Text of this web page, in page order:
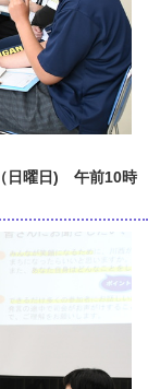
日曜日) 午前10時